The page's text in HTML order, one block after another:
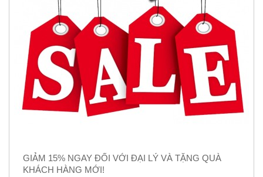
GIẢM 15% NGAY ĐỐI VỚI ĐẠI LÝ VÀ TẶNG QUÀ
KHÁCH HÀNG MỚI!